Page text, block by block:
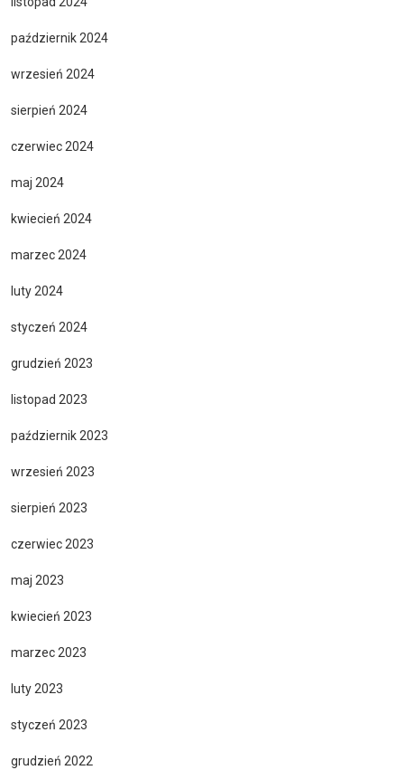
październik 2024
wrzesień 2024
sierpień 2024
czerwiec 2024
maj 2024
kwiecień 2024
marzec 2024
luty 2024
styczeń 2024
grudzień 2023
listopad 2023
październik 2023
wrzesień 2023
sierpień 2023
czerwiec 2023
maj 2023
kwiecień 2023
marzec 2023
luty 2023
styczeń 2023
grudzień 2022